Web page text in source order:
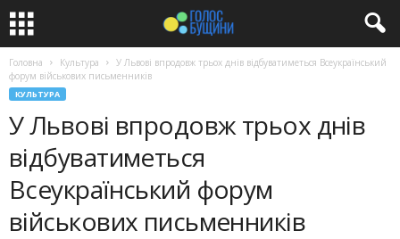
Головна Культура
У Львові впродовж трьох днів відбуватиметься Всеукраїнський
форум військових письменників
КУЛЬТУРА
У Львові впродовж трьох днів
відбуватиметься
Всеукраїнський форум
військових письменників